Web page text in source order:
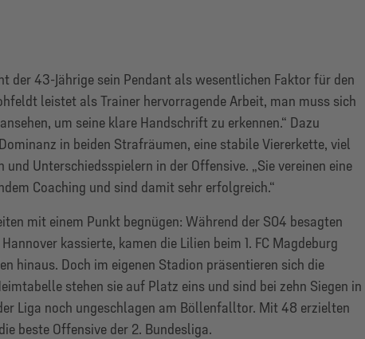
der 43-Jährige sein Pendant als wesentlichen Faktor für den
leistet als Trainer hervorragende Arbeit, man muss sich
um seine klare Handschrift zu erkennen.“ Dazu
in beiden Strafräumen, eine stabile Viererkette, viel
Unterschiedsspielern in der Offensive. „Sie vereinen eine
Coaching und sind damit sehr erfolgreich.“
mit einem Punkt begnügen: Während der S04 besagten
kassierte, kamen die Lilien beim 1. FC Magdeburg
hinaus. Doch im eigenen Stadion präsentieren sich die
stehen sie auf Platz eins und sind bei zehn Siegen in
Liga noch ungeschlagen am Böllenfalltor. Mit 48 erzielten
beste Offensive der 2. Bundesliga.